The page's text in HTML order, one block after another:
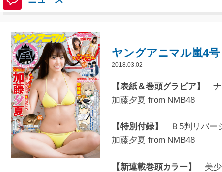
ヤングアニマル嵐4
2018.03.02
【表紙＆巻頭グラビア】
ナ
加藤夕夏 from NMB48
【特別付録】
Ｂ5判リバー
加藤夕夏 from NMB48
【新連載巻頭カラー】
美少